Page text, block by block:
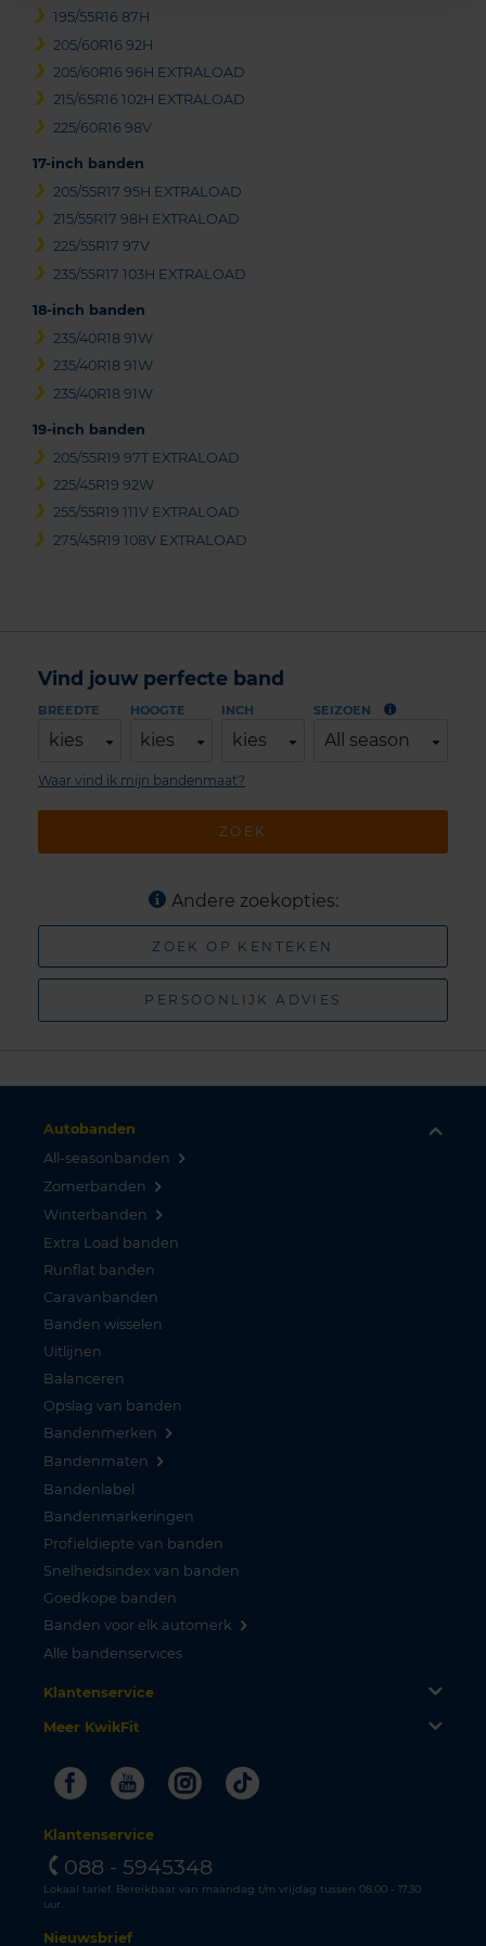
195/55R16 87H
205/60R16 92H
205/60R16 96H EXTRALOAD
215/65R16 102H EXTRALOAD
225/60R16 98V
17-inch banden
205/55R17 95H EXTRALOAD
215/55R17 98H EXTRALOAD
225/55R17 97V
235/55R17 103H EXTRALOAD
18-inch banden
235/40R18 91W
235/40R18 91W
235/40R18 91W
19-inch banden
205/55R19 97T EXTRALOAD
225/45R19 92W
255/55R19 111V EXTRALOAD
275/45R19 108V EXTRALOAD
Vind jouw perfecte band
BREEDTE
kies
HOOGTE
kies
INCH
kies
SEIZOEN
All season
ZOEK
Waar vind ik mijn bandenmaat?
Andere zoekopties:
ZOEK OP KENTEKEN
PERSOONLIJK ADVIES
Autobanden
All-seasonbanden
Zomerbanden
Winterbanden
Extra Load banden
Runflat banden
Caravanbanden
Banden wisselen
Uitlijnen
Balanceren
Opslag van banden
Bandenmerken
Bandenmaten
Bandenlabel
Bandenmarkeringen
Profieldiepte van banden
Snelheidsindex van banden
Goedkope banden
Banden voor elk automerk
Alle bandenservices
Klantenservice
Meer KwikFit
FacebookYoutubeInstagram
Tiktok
Klantenservice
088 - 5945348
Lokaal tarief. Bereikbaar van maandag t/m vrijdag tussen 08.00 - 17.30
uur.
Nieuwsbrief